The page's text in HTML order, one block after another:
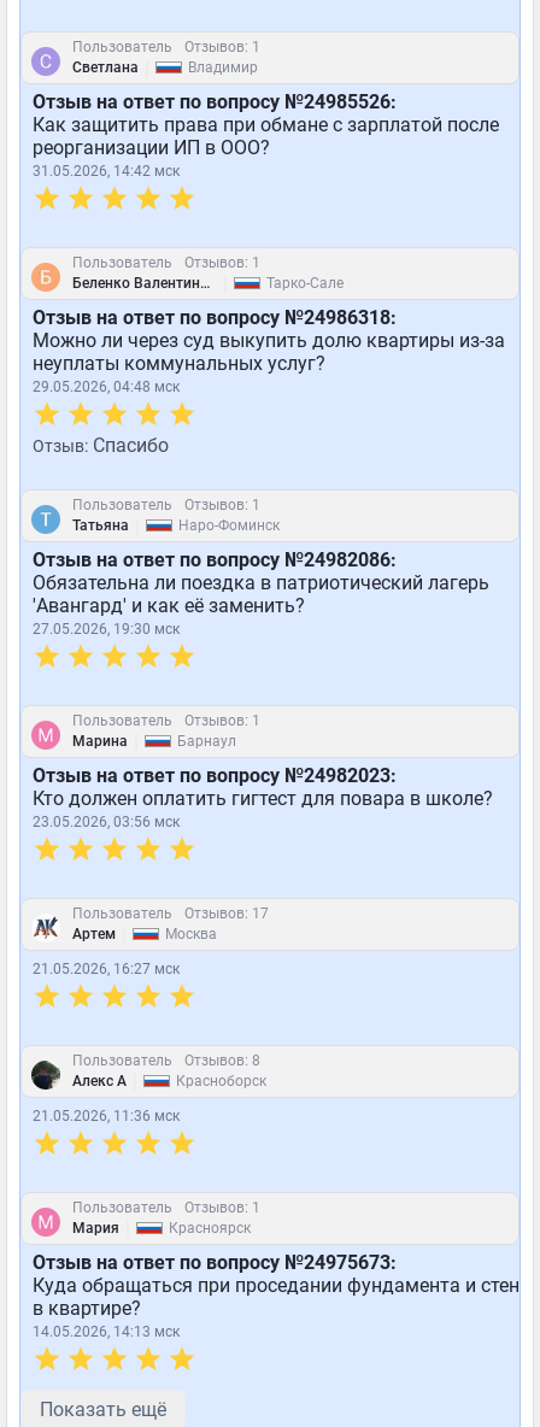
Пользователь
Отзывов: 1
Светлана
Владимир
Отзыв на ответ по вопросу №24985526:
Как защитить права при обмане с зарплатой после
реорганизации ИП в ООО?
31.05.2026, 14:42 мск
Пользователь
Отзывов: 1
Беленко Валентина Петровна
Тарко-Сале
Отзыв на ответ по вопросу №24986318:
Можно ли через суд выкупить долю квартиры из-за
неуплаты коммунальных услуг?
29.05.2026, 04:48 мск
Отзыв: Спасибо
Пользователь
Отзывов: 1
Татьяна
Наро-Фоминск
Отзыв на ответ по вопросу №24982086:
Обязательна ли поездка в патриотический лагерь
'Авангард' и как её заменить?
27.05.2026, 19:30 мск
Пользователь
Отзывов: 1
Марина
Барнаул
Отзыв на ответ по вопросу №24982023:
Кто должен оплатить гигтест для повара в школе?
23.05.2026, 03:56 мск
Пользователь
Отзывов: 17
Артем
Москва
21.05.2026, 16:27 мск
Пользователь
Отзывов: 8
Алекс А
Красноборск
21.05.2026, 11:36 мск
Пользователь
Отзывов: 1
Мария
Красноярск
Отзыв на ответ по вопросу №24975673:
Куда обращаться при проседании фундамента и стен
в квартире?
14.05.2026, 14:13 мск
Показать ещё